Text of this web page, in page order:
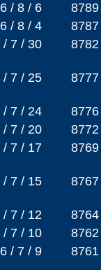
/ 8 / 6 8789
/ 8 / 4 8787
/ 7 / 30 8782
/ 7 / 25 8777
/ 7 / 24 8776
/ 7 / 20 8772
/ 7 / 17 8769
/ 7 / 15 8767
/ 7 / 12 8764
/ 7 / 10 8762
/ 7 / 9 8761